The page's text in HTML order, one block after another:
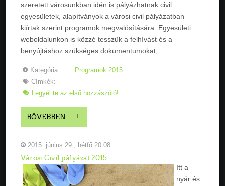
szeretett városunkban idén is pályázhatnak civil
egyesületek, alapítványok a városi civil pályázatban
kiírtak szerint programok megvalósítására. Egyesületi
weboldalunkon is közzé tesszük a felhívást és a
benyújtáshoz szükséges dokumentumokat,
Kategória:
Programok 2015
Címkék:
Legyél te az első hozzászóló!
BŐVEBBEN...
2015. június 29., hétfő 20:08
Városi Civil pályázat 2015
Itt a
nyár és